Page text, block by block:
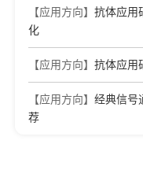
【应用方向】 抗体应用
化
【应用方向】 抗体应用
【应用方向】 经典信号
荐